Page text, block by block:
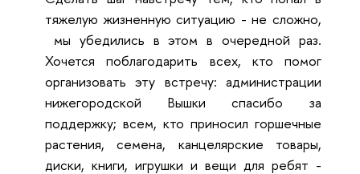
тяжелую жизненную ситуацию - не сложно,
мы убедились в этом в очередной раз.
Хочется поблагодарить всех, кто помог
организовать эту встречу: администрации
нижегородской Вышки спасибо за
поддержку; всем, кто приносил горшечные
растения, семена, канцелярские товары,
диски, книги, игрушки и вещи для ребят -